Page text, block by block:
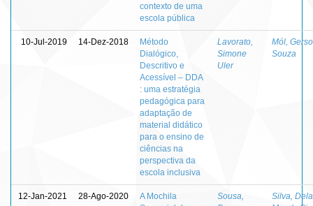
contexto de uma
escola pública
10-Jul-2019 14-Dez-2018
Método
Dialógico,
Descritivo e
Acessível – DDA
: uma estratégia
pedagógica para
adaptação de
material didático
para o ensino de
ciências na
perspectiva da
escola inclusiva
Lavorato,
Simone
Uler
Mól,
Souza
12-Jan-2021 28-Ago-2020
A Mochila
Sousa,
Silva,